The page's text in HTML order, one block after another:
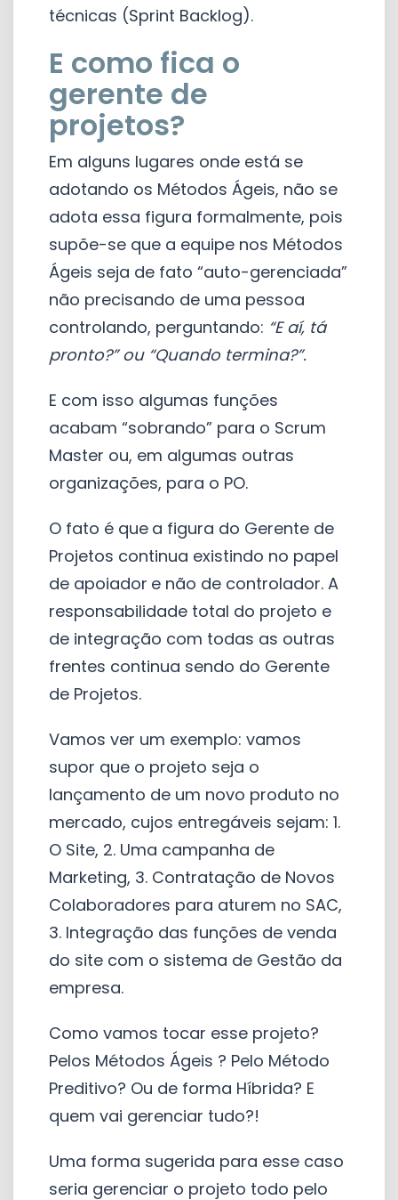
técnicas (Sprint Backlog).
E como fica o
gerente de
projetos?
Em alguns lugares onde está se
adotando os Métodos Ágeis, não se
adota essa figura formalmente, pois
supõe-se que a equipe nos Métodos
Ágeis seja de fato “auto-gerenciada”
não precisando de uma pessoa
controlando, perguntando: “E aí, tá
pronto?” ou “Quando termina?”.
E com isso algumas funções
acabam “sobrando” para o Scrum
Master ou, em algumas outras
organizações, para o PO.
O fato é que a figura do Gerente de
Projetos continua existindo no papel
de apoiador e não de controlador. A
responsabilidade total do projeto e
de integração com todas as outras
frentes continua sendo do Gerente
de Projetos.
Vamos ver um exemplo: vamos
supor que o projeto seja o
lançamento de um novo produto no
mercado, cujos entregáveis sejam: 1.
O Site, 2. Uma campanha de
Marketing, 3. Contratação de Novos
Colaboradores para aturem no SAC,
3. Integração das funções de venda
do site com o sistema de Gestão da
empresa.
Como vamos tocar esse projeto?
Pelos Métodos Ágeis ? Pelo Método
Preditivo? Ou de forma Híbrida? E
quem vai gerenciar tudo?!
Uma forma sugerida para esse caso
seria gerenciar o projeto todo pelo